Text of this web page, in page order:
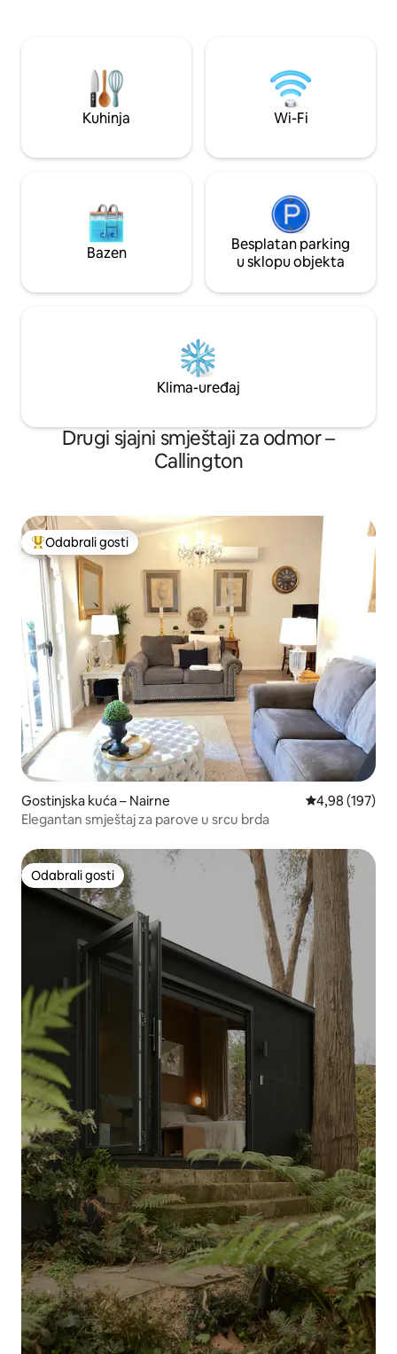
tekla dok gledate kako rijeka prolazi.
Zatvorite zavjese kako biste se povukli u
svoj mali dio izolacije.
Kuhinja Wi-Fi
Bazen
Besplatan parking
u sklopu objekta
Klima-uređaj
Drugi sjajni smještaji za odmor –
Callington
Među najviše rangiranima s oznakom „Odabrali gosti”
Odabrali gosti
Gostinjska kuća – Nairne Prosječna
4,98 (197)
Elegantan smještaj za parove u srcu brda
Odabrali gosti
Odabrali gosti